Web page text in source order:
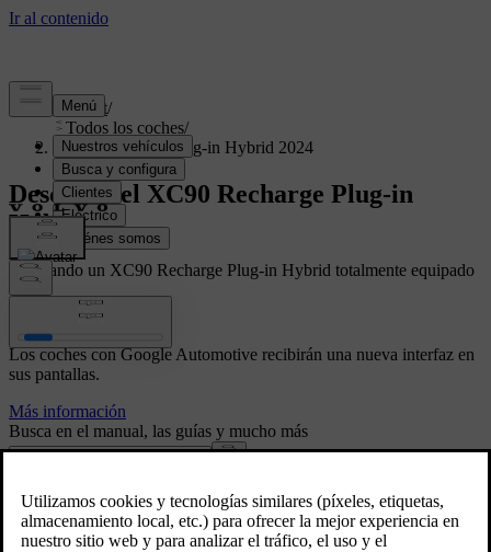
Support/
Todos los coches/
XC90 Recharge Plug-in Hybrid 2024
Descubre el XC90 Recharge Plug-in
Hybrid
Mostrando un XC90 Recharge Plug-in Hybrid totalmente equipado
Volvo Car UX
Los coches con Google Automotive recibirán una nueva interfaz en
sus pantallas.
Más información
Busca en el manual, las guías y mucho más
Manuales y detalles del coche